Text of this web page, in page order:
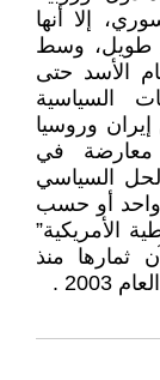
إلا أنها
طويل، وسط
الأسد حتى
السياسية
وروسيا
معارضة في
السياسي
أو حسب
الأمريكية”
ثمارها منذ
.